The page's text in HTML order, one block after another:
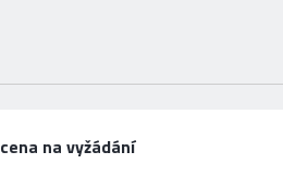
cena na vyžádání